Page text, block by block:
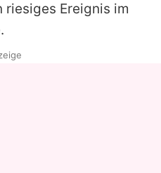
riesiges Ereignis im